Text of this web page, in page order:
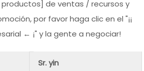
de ventas / recursos y
por favor haga clic en el "¡¡
← ¡" y la gente a negociar!
Sr. yin